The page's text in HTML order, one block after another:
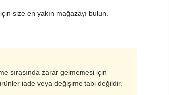
size en yakın mağazayı bulun.
sırasında zarar gelmemesi için
iade veya değişime tabi değildir.